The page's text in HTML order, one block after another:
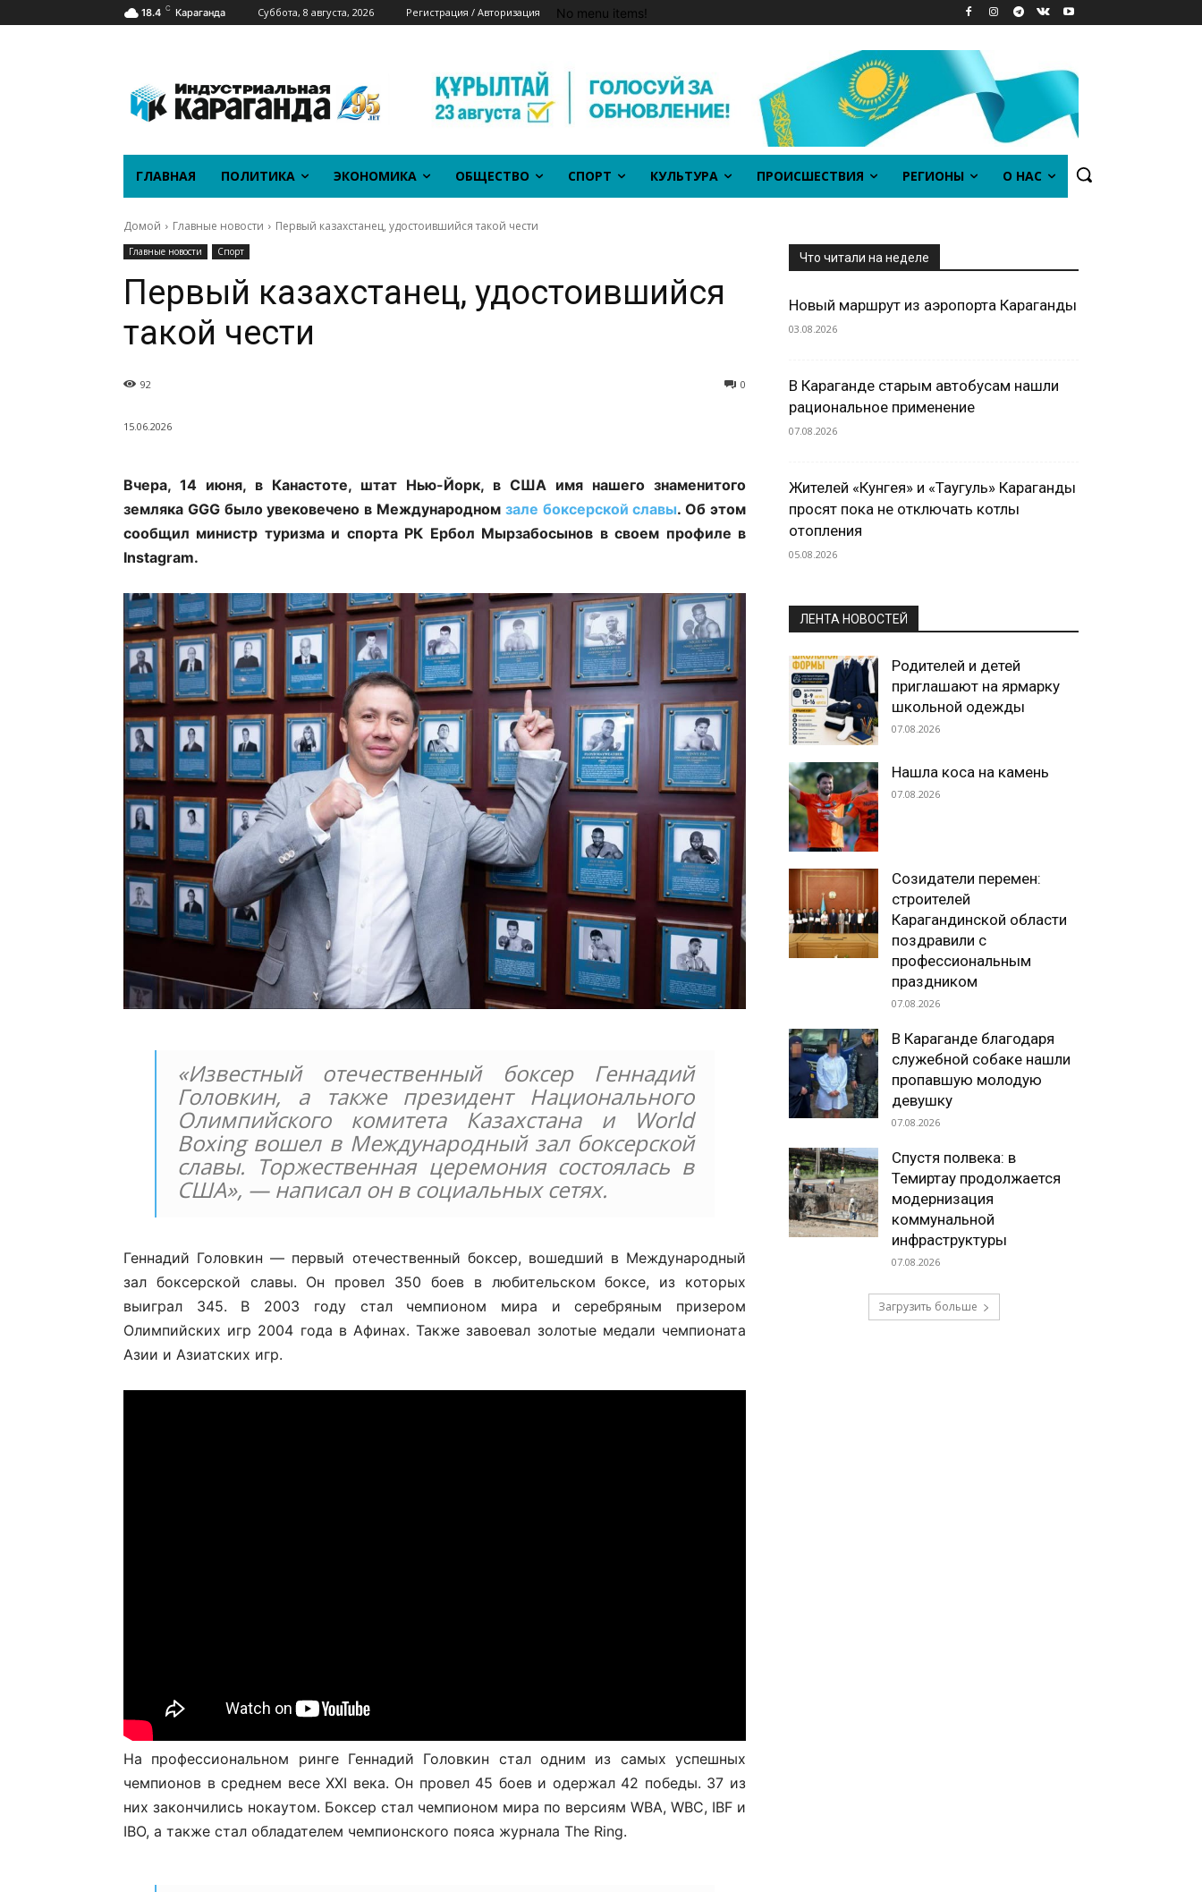
18.4 C Караганда Суббота, 8 августа, 2026 Регистрация / Авторизация No menu items!
ГЛАВНАЯ ПОЛИТИКА ЭКОНОМИКА ОБЩЕСТВО СПОРТ КУЛЬТУРА ПРОИСШЕСТВИЯ РЕГИОНЫ О НАС
Домой Главные новости Первый казахстанец, удостоившийся такой чести
Главные новости Спорт
Первый казахстанец, удостоившийся
такой чести
0
92
15.06.2026
Вчера, 14 июня, в Канастоте, штат Нью-Йорк, в США имя нашего знаменитого
земляка GGG было увековечено в Международном зале боксерской славы. Об этом
сообщил министр туризма и спорта РК Ербол Мырзабосынов в своем профиле в
Instagram.
«Известный отечественный боксер Геннадий
Головкин, а также президент Национального
Олимпийского комитета Казахстана и World
Boxing вошел в Международный зал боксерской
славы. Торжественная церемония состоялась в
США», — написал он в социальных сетях.
Геннадий Головкин — первый отечественный боксер, вошедший в Международный
зал боксерской славы. Он провел 350 боев в любительском боксе, из которых
выиграл 345. В 2003 году стал чемпионом мира и серебряным призером
Олимпийских игр 2004 года в Афинах. Также завоевал золотые медали чемпионата
Азии и Азиатских игр.
На профессиональном ринге Геннадий Головкин стал одним из самых успешных
чемпионов в среднем весе XXI века. Он провел 45 боев и одержал 42 победы. 37 из
них закончились нокаутом. Боксер стал чемпионом мира по версиям WBA, WBC, IBF и
IBO, а также стал обладателем чемпионского пояса журнала The Ring.
Что читали на неделе
Новый маршрут из аэропорта Караганды
03.08.2026
В Караганде старым автобусам нашли
рациональное применение
07.08.2026
Жителей «Кунгея» и «Таугуль» Караганды
просят пока не отключать котлы
отопления
05.08.2026
ЛЕНТА НОВОСТЕЙ
Родителей и детей
приглашают на ярмарку
школьной одежды
07.08.2026
Нашла коса на камень
07.08.2026
Созидатели перемен:
строителей
Карагандинской области
поздравили с
профессиональным
праздником
07.08.2026
В Караганде благодаря
служебной собаке нашли
пропавшую молодую
девушку
07.08.2026
Спустя полвека: в
Темиртау продолжается
модернизация
коммунальной
инфраструктуры
07.08.2026
Загрузить больше